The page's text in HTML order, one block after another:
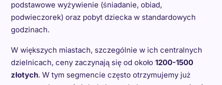
podstawowe wyżywienie (śniadanie, obiad,
podwieczorek) oraz pobyt dziecka w standardowych
godzinach.
W większych miastach, szczególnie w ich centralnych
dzielnicach, ceny zaczynają się od około 1200-1500
złotych. W tym segmencie często otrzymujemy już